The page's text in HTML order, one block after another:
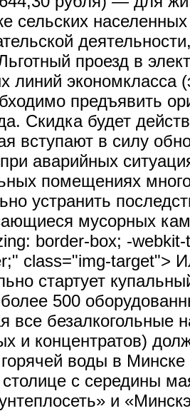
сельских
проезд в
линий экономкласса
предъявить
Скидка будет
вступают в силу
аварийных
помещениях
устранить
мусорных
border-box; -
class="img-target">
стартует
более 500
все безалкогольные
и концентратов)
воды в
столице с середины
и